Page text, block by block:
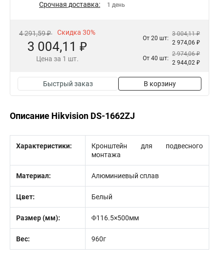
Срочная доставка: 1 день
4 291,59 ₽ Скидка 30%
3 004,11 ₽
Цена за 1 шт.
От 20 шт:
3 004,11 ₽
2 974,06 ₽
От 40 шт:
2 974,06 ₽
2 944,02 ₽
Быстрый заказ В корзину
Описание Hikvision DS-1662ZJ
Характеристики:
Кронштейн для подвесного
монтажа
Материал: Алюминиевый сплав
Цвет: Белый
Размер (мм): Φ116.5×500мм
Вес: 960г